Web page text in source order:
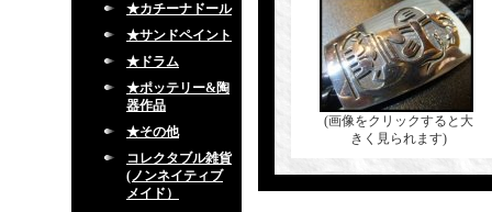
★カチーナドール
★サンドペイント
★ドラム
★ポッテリー&陶
器作品
★その他
コレクタブル雑貨
(ノンネイティブ
メイド）
(画像をクリックすると大
きく見られます)